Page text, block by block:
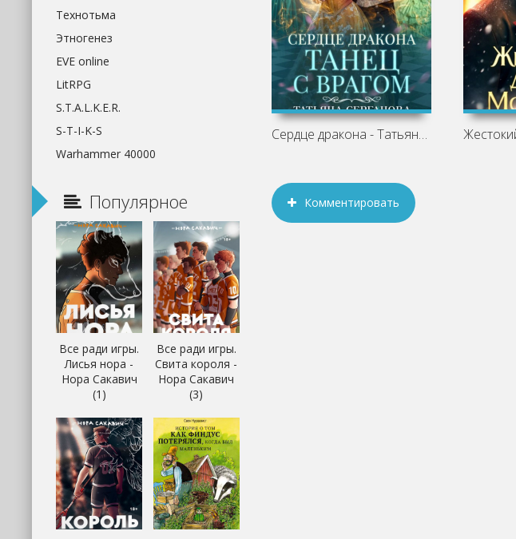
Сердце дракона - Татьяна Серганова
Комментировать
Технотьма
Этногенез
EVE online
LitRPG
S.T.A.L.K.E.R.
S-T-I-K-S
Warhammer 40000
Популярное
Все ради игры.
Лисья нора -
Нора Сакавич
(1)
Все ради игры.
Свита короля -
Нора Сакавич
(3)